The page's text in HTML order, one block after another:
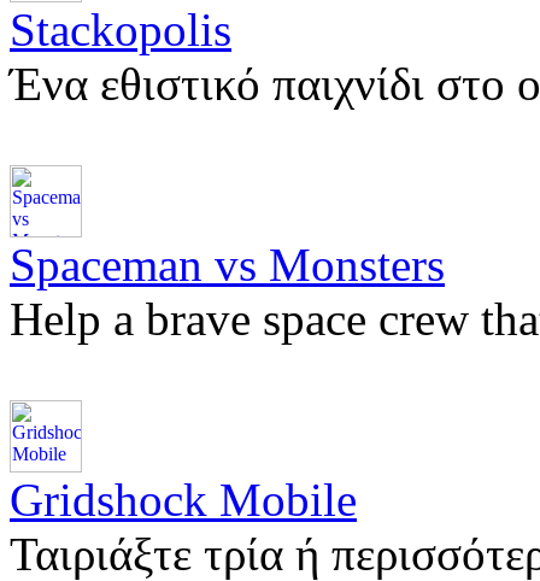
Stackopolis
Ένα εθιστικό παιχνίδι
Spaceman vs Monsters
Help a brave space crew
Gridshock Mobile
Ταιριάξτε τρία ή